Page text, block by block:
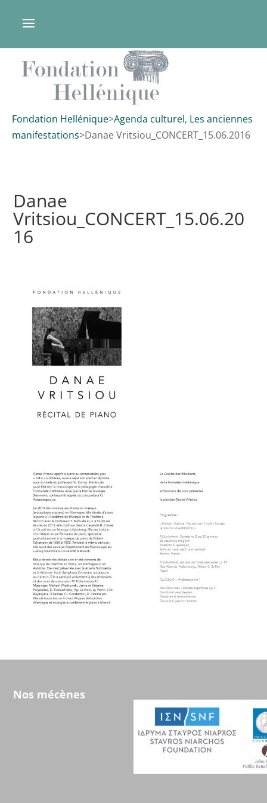
Fondation Hellénique>Agenda culturel, Les anciennes
manifestations>Danae Vritsiou_CONCERT_15.06.2016
Danae
Vritsiou_CONCERT_15.06.20
16
Nos mécènes